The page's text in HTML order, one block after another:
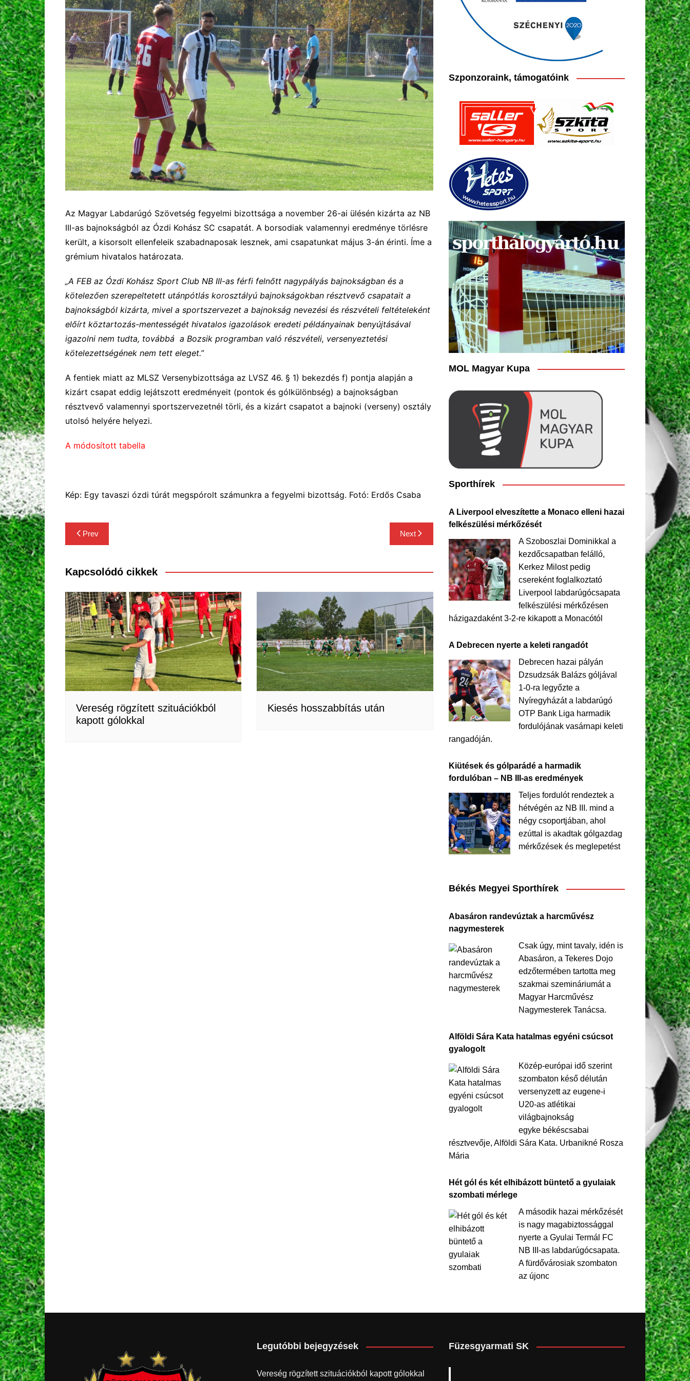
2025
2026
Az Magyar Labdarúgó Szövetség fegyelmi bizottsága a november 26-ai ülésén kizárta az NB
III-as bajnokságból az Ózdi Kohász SC csapatát. A borsodiak valamennyi eredménye törlésre
került, a kisorsolt ellenfeleik szabadnaposak lesznek, ami csapatunkat május 3-án érinti. Íme a
grémium hivatalos határozata.
„A FEB az Ózdi Kohász Sport Club NB III-as férfi felnőtt nagypályás bajnokságban és a
kötelezően szerepeltetett utánpótlás korosztályú bajnokságokban résztvevő csapatait a
bajnokságból kizárta, mivel a sportszervezet a bajnokság nevezési és részvételi feltételeként
előírt köztartozás-mentességét hivatalos igazolások eredeti példányainak benyújtásával
igazolni nem tudta, továbbá a Bozsik programban való részvételi, versenyeztetési
kötelezettségének nem tett eleget.”
A fentiek miatt az MLSZ Versenybizottsága az LVSZ 46. § 1) bekezdés f) pontja alapján a
kizárt csapat eddig lejátszott eredményeit (pontok és gólkülönbség) a bajnokságban
résztvevő valamennyi sportszervezetnél törli, és a kizárt csapatot a bajnoki (verseny) osztály
utolsó helyére helyezi.
A módosított tabella
Kép: Egy tavaszi ózdi túrát megspórolt számunkra a fegyelmi bizottság. Fotó: Erdős Csaba
Bejegyzés
navigáció
Prev Next
Kapcsolódó cikkek
Vereség rögzített szituációkból
kapott gólokkal
Kiesés hosszabbítás után
Szponzoraink, támogatóink
MOL Magyar Kupa
Sporthírek
A Liverpool elveszítette a Monaco elleni hazai
felkészülési mérkőzését
A Szoboszlai Dominikkal a
kezdőcsapatban felálló,
Kerkez Milost pedig
csereként foglalkoztató
Liverpool labdarúgócsapata
felkészülési mérkőzésen
házigazdaként 3-2-re kikapott a Monacótól
A Debrecen nyerte a keleti rangadót
Debrecen hazai pályán
Dzsudzsák Balázs góljával
1-0-ra legyőzte a
Nyíregyházát a labdarúgó
OTP Bank Liga harmadik
fordulójának vasárnapi keleti
rangadóján.
Kiütések és gólparádé a harmadik
fordulóban – NB III-as eredmények
Teljes fordulót rendeztek a
hétvégén az NB III. mind a
négy csoportjában, ahol
ezúttal is akadtak gólgazdag
mérkőzések és meglepetést
Békés Megyei Sporthírek
Abasáron randevúztak a harcművész
nagymesterek
Csak úgy, mint tavaly, idén is
Abasáron, a Tekeres Dojo
edzőtermében tartotta meg
szakmai szemináriumát a
Magyar Harcművész
Nagymesterek Tanácsa.
Alföldi Sára Kata hatalmas egyéni csúcsot
gyalogolt
Közép-európai idő szerint
szombaton késő délután
versenyzett az eugene-i
U20-as atlétikai
világbajnokság
egyke békéscsabai
résztvevője, Alföldi Sára Kata. Urbanikné Rosza
Mária
Hét gól és két elhibázott büntető a gyulaiak
szombati mérlege
A második hazai mérkőzését
is nagy magabiztossággal
nyerte a Gyulai Termál FC
NB III-as labdarúgócsapata.
A fürdővárosiak szombaton
az újonc
Legutóbbi bejegyzések
Vereség rögzített szituációkból kapott gólokkal
Füzesgyarmati SK